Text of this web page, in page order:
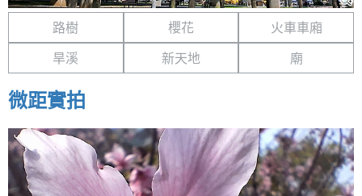
路樹 櫻花
火車車廂
旱溪
新天地 廟
微距實拍